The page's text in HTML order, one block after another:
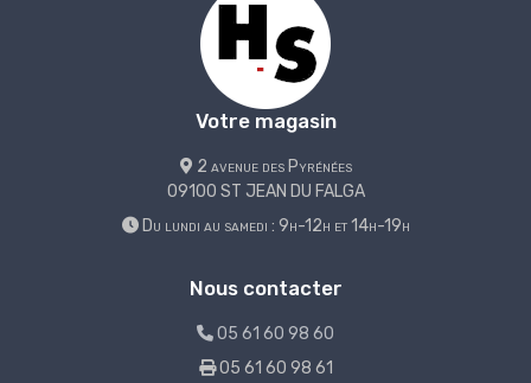
Votre magasin
2 avenue des Pyrénées
09100 ST JEAN DU FALGA
Du lundi au samedi : 9h-12h et 14h-19h
Nous contacter
05 61 60 98 60
05 61 60 98 61